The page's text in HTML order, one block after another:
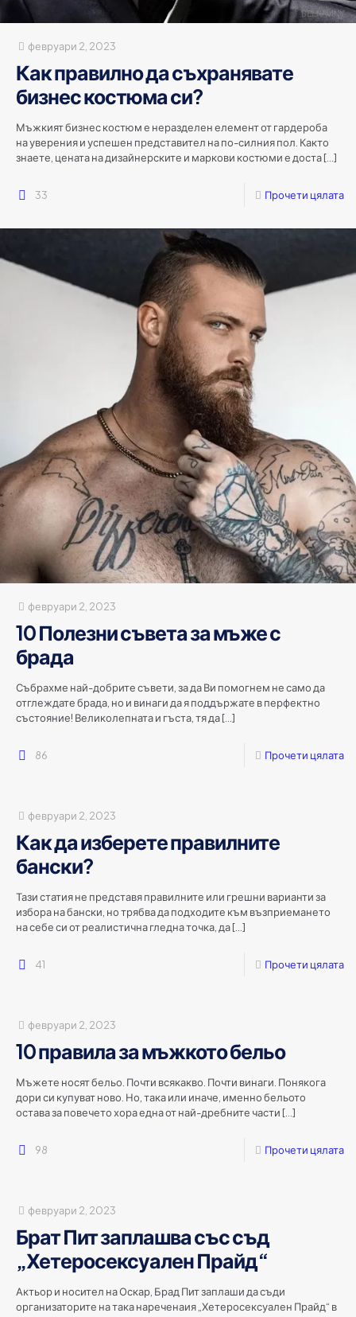
февруари 2, 2023
Как правилно да съхранявате
бизнес костюма си?
Мъжкият бизнес костюм е неразделен елемент от гардероба
на уверения и успешен представител на по-силния пол. Както
знаете, цената на дизайнерските и маркови костюми е доста[…]
33 Прочети цялата
февруари 2, 2023
10 Полезни съвета за мъже с
брада
Събрахме най-добрите съвети, за да Ви помогнем не само да
отглеждате брада, но и винаги да я поддържате в перфектно
състояние! Великолепната и гъста, тя да[…]
86 Прочети цялата
февруари 2, 2023
Как да изберете правилните
бански?
Тази статия не представя правилните или грешни варианти за
избора на бански, но трябва да подходите към възприемането
на себе си от реалистична гледна точка, да[…]
41 Прочети цялата
февруари 2, 2023
10 правила за мъжкото бельо
Мъжете носят бельо. Почти всякакво. Почти винаги. Понякога
дори си купуват ново. Но, така или иначе, именно бельото
остава за повечето хора една от най-дребните части […]
98 Прочети цялата
февруари 2, 2023
Брат Пит заплашва със съд
„Хетеросексуален Прайд“
Актьор и носител на Оскар, Брад Пит заплаши да съди
организаторите на така нареченаия „Хетеросексуален Прайд“ в